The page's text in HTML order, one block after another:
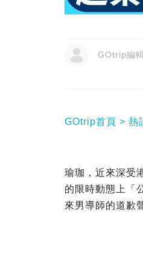
GOtrip編
GOtrip首頁 熱
瑜珈，近來深受
的限時動態上「
來男導師的道歉